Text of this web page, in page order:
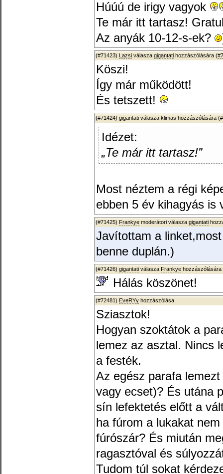
Húúú de irigy vagyok
Te már itt tartasz!
Az anyák 10-12-s-ek?
(#71423) Lazsi válasza gigantati hozzászólására (
Köszi!
Így már működött!
És tetszett!
(#71424) gigantati válasza klimas hozzászólására (
Idézet:
„Te már itt tartasz!”
Most néztem a régi
ebben 5 év kihagyás is
(#71425) Frankye moderátori válasza gigantati
Javítottam a
benne duplán.)
(#71426) gigantati válasza Frankye hozzászólására
Hálás köszönet!
(#72481) EveRYy hozzászólása
Sziasztok!
Hogyan szoktátok a
lemez az asztal. Nincs
a festék.
Az egész parafa
vagy ecset)? És utána
sín lefektetés előtt a
ha fúrom a lukakat
fúrószár? És miután
ragasztóval és
Tudom túl sokat